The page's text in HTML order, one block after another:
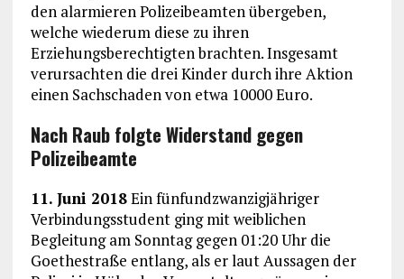
den alarmieren Polizeibeamten übergeben,
welche wiederum diese zu ihren
Erziehungsberechtigten brachten. Insgesamt
verursachten die drei Kinder durch ihre Aktion
einen Sachschaden von etwa 10000 Euro.
Nach Raub folgte Widerstand gegen
Polizeibeamte
11. Juni 2018Ein fünfundzwanzigjähriger
Verbindungsstudent ging mit weiblichen
Begleitung am Sonntag gegen 01:20 Uhr die
Goethestraße entlang, als er laut Aussagen der